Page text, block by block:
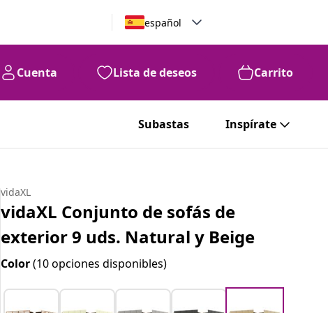
español
Cuenta Lista de deseos Carrito
Subastas Inspírate
vidaXL
vidaXL Conjunto de sofás de
exterior 9 uds. Natural y Beige
Color(10 opciones disponibles)